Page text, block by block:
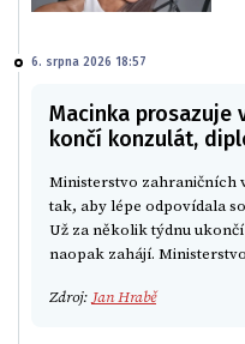
6. srpna 2026 18:57
Macinka prosazuje
končí konzulát,
Ministerstvo zahraničních
tak, aby lépe odpovídala
Už za několik týdnu
naopak zahájí.
Zdroj: Jan Hrabě